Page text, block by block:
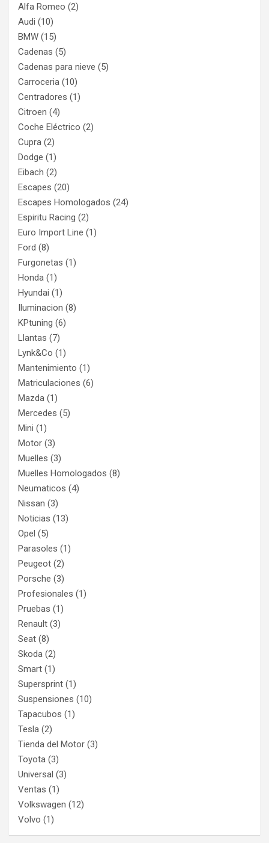
Alfa Romeo (2)
Audi (10)
BMW (15)
Cadenas (5)
Cadenas para nieve (5)
Carroceria (10)
Centradores (1)
Citroen (4)
Coche Eléctrico (2)
Cupra (2)
Dodge (1)
Eibach (2)
Escapes (20)
Escapes Homologados (24)
Espiritu Racing (2)
Euro Import Line (1)
Ford (8)
Furgonetas (1)
Honda (1)
Hyundai (1)
Iluminacion (8)
KPtuning (6)
Llantas (7)
Lynk&Co (1)
Mantenimiento (1)
Matriculaciones (6)
Mazda (1)
Mercedes (5)
Mini (1)
Motor (3)
Muelles (3)
Muelles Homologados (8)
Neumaticos (4)
Nissan (3)
Noticias (13)
Opel (5)
Parasoles (1)
Peugeot (2)
Porsche (3)
Profesionales (1)
Pruebas (1)
Renault (3)
Seat (8)
Skoda (2)
Smart (1)
Supersprint (1)
Suspensiones (10)
Tapacubos (1)
Tesla (2)
Tienda del Motor (3)
Toyota (3)
Universal (3)
Ventas (1)
Volkswagen (12)
Volvo (1)